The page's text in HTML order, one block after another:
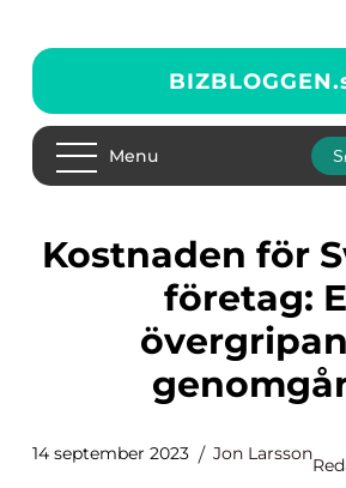
BIZBLOGGEN.
Menu
Kostnaden för Swish för
företag:
14 september 2023 Jon Larsson